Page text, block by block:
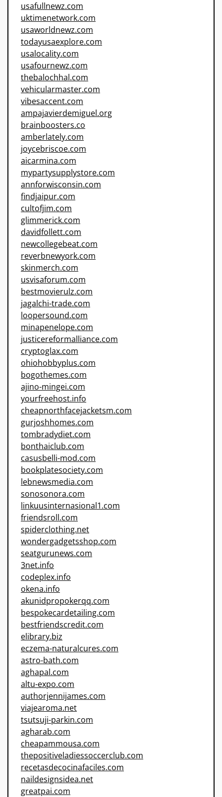
usafullnewz.com
uktimenetwork.com
usaworldnewz.com
todayusaexplore.com
usalocality.com
usafournewz.com
thebalochhal.com
vehicularmaster.com
vibesaccent.com
ampajavierdemiguel.org
brainboosters.co
amberlately.com
joycebriscoe.com
aicarmina.com
mypartysupplystore.com
annforwisconsin.com
findjaipur.com
cultofjim.com
glimmerick.com
davidfollett.com
newcollegebeat.com
reverbnewyork.com
skinmerch.com
usvisaforum.com
bestmovierulz.com
jagalchi-trade.com
loopersound.com
minapenelope.com
justicereformalliance.com
cryptoglax.com
ohiohobbyplus.com
bogothemes.com
ajino-mingei.com
yourfreehost.info
cheapnorthfacejacketsm.com
gurjoshhomes.com
tombradydiet.com
bonthaiclub.com
casusbelli-mod.com
bookplatesociety.com
lebnewsmedia.com
sonosonora.com
linkuusinternasional1.com
friendsroll.com
spiderclothing.net
wondergadgetsshop.com
seatgurunews.com
3net.info
codeplex.info
okena.info
akunidpropokerqq.com
bespokecardetailing.com
bestfriendscredit.com
elibrary.biz
eczema-naturalcures.com
astro-bath.com
aghapal.com
altu-expo.com
authorjennijames.com
viajearoma.net
tsutsuji-parkin.com
agharab.com
cheapammousa.com
thepositiveladiessoccerclub.com
recetasdecocinafaciles.com
naildesignsidea.net
greatpai.com